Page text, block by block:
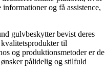
og få assistence,
gulvbeskytter bevist deres
til
og produktionsmetoder er de
pålidelig og stilfuld